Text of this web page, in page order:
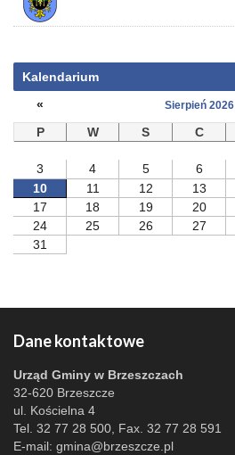
Kalendarium
«
Sierpień 2026
P
W S C
3
4 5 6
10
11 12 13
17
18 19 20
24
25 26 27
31
Dane kontaktowe
Urząd Gminy w Brzeszczach
32-620 Brzeszcze
ul. Kościelna 4
Tel. 32 77 28 500, Fax. 32 77 28 591
E-mail: gmina@brzeszcze.pl